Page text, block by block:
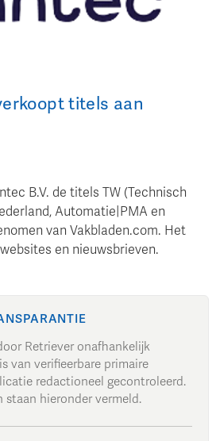
titels aan
B.V. de titels TW (Technisch
Automatie|PMA en
van Vakbladen.com. Het
en nieuwsbrieven.
Retriever onafhankelijk
van verifieerbare primaire
redactioneel gecontroleerd.
staan hieronder vermeld.